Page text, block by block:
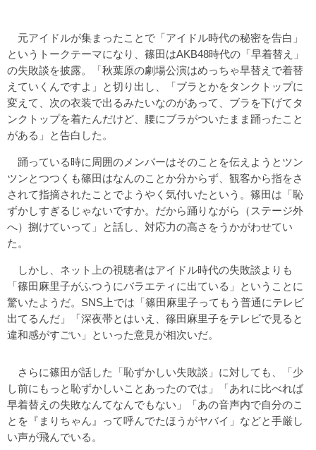
元アイドルが集まったことで「アイドル時代の秘密を告白」
というトークテーマになり、篠田はAKB48時代の「早着替え」
の失敗談を披露。「秋葉原の劇場公演はめっちゃ早替えで着替
えていくんですよ」と切り出し、「ブラとかをタンクトップに
変えて、次の衣装で出るみたいなのがあって、ブラを下げてタ
ンクトップを着たんだけど、腰にブラがついたまま踊ったこと
がある」と告白した。
踊っている時に周囲のメンバーはそのことを伝えようとツン
ツンとつつくも篠田はなんのことか分からず、観客から指をさ
されて指摘されたことでようやく気付いたという。篠田は「恥
ずかしすぎるじゃないですか。だから踊りながら（ステージ外
へ）捌けていって」と話し、対応力の高さをうかがわせてい
た。
しかし、ネット上の視聴者はアイドル時代の失敗談よりも
「篠田麻里子がふつうにバラエティに出ている」ということに
驚いたようだ。SNS上では「篠田麻里子ってもう普通にテレビ
出てるんだ」「深夜帯とはいえ、篠田麻里子をテレビで見ると
違和感がすごい」といった意見が相次いだ。
さらに篠田が話した「恥ずかしい失敗談」に対しても、「少
し前にもっと恥ずかしいことあったのでは」「あれに比べれば
早着替えの失敗なんてなんでもない」「あの音声内で自分のこ
とを『まりちゃん』って呼んでたほうがヤバイ」などと手厳し
い声が飛んでいる。